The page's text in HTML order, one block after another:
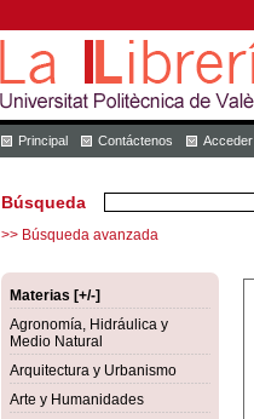
Principal Contáctenos Acceder
Búsqueda
>> Búsqueda avanzada
Materias [+/-]
Agronomía, Hidráulica y
Medio Natural
Arquitectura y Urbanismo
Arte y Humanidades